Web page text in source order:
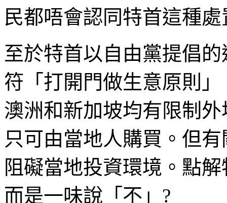
民都唔會認同特首這種處
至於特首以自由黨提倡
符「打開門做生意原則
澳洲和新加坡均有限制
只可由當地人購買。但
阻礙當地投資環境。點
而是一味說「不」?